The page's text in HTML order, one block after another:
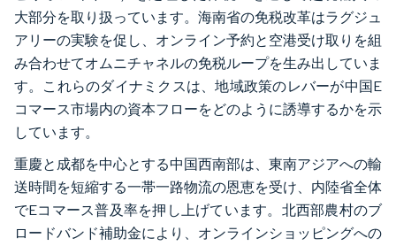
大部分を取り扱っています。海南省の免税改革はラグジュ
アリーの実験を促し、オンライン予約と空港受け取りを組
み合わせてオムニチャネルの免税ループを生み出していま
す。これらのダイナミクスは、地域政策のレバーが中国E
コマース市場内の資本フローをどのように誘導するかを示
しています。
重慶と成都を中心とする中国西南部は、東南アジアへの輸
送時間を短縮する一帯一路物流の恩恵を受け、内陸省全体
でEコマース普及率を押し上げています。北西部農村のブ
ロードバンド補助金により、オンラインショッピングへの